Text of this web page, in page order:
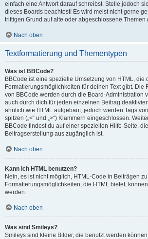
einfach eine Antwort darauf schreibst. Stelle jedoch
dieses Boards beachtest! Es wird meist nicht gerne
triftigen Grund auf alte oder abgeschlossene Themen
Nach oben
Textformatierung und Thementypen
Was ist BBCode?
BBCode ist eine spezielle Umsetzung von HTML, die
Formatierungsmöglichkeiten für deinen Text gibt. Die
von BBCode werden durch die Board-Administration
auch durch dich für jeden einzelnen Beitrag
ähnlich wie HTML aufgebaut, jedoch werden Tags von
spitzen („<“ und „>“) Klammern eingeschlossen.
BBCode findest du auf einer speziellen Hilfe-Seite,
Beitragserstellung aus zugänglich ist.
Nach oben
Kann ich HTML benutzen?
Nein, es ist nicht möglich, HTML-Code in Beiträgen
Formatierungsmöglichkeiten, die HTML bietet,
werden.
Nach oben
Was sind Smileys?
Smileys sind kleine Bilder, die benutzt werden